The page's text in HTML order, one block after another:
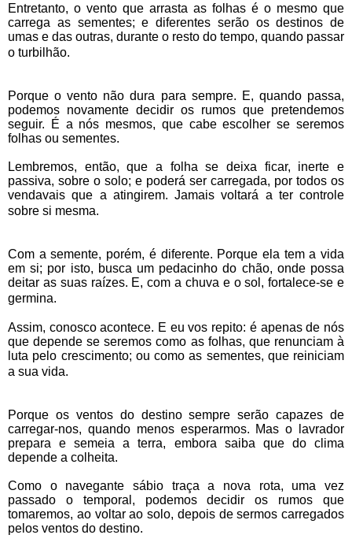
Entretanto, o vento que arrasta as folhas é o mesmo que
carrega as sementes; e diferentes serão os destinos de
umas e das outras, durante o resto do tempo, quando passar
o turbilhão.
Porque o vento não dura para sempre. E, quando passa,
podemos novamente decidir os rumos que pretendemos
seguir. É a nós mesmos, que cabe escolher se seremos
folhas ou sementes.
Lembremos, então, que a folha se deixa ficar, inerte e
passiva, sobre o solo; e poderá ser carregada, por todos os
vendavais que a atingirem. Jamais voltará a ter controle
sobre si mesma.
Com a semente, porém, é diferente. Porque ela tem a vida
em si; por isto, busca um pedacinho do chão, onde possa
deitar as suas raízes. E, com a chuva e o sol, fortalece-se e
germina.
Assim, conosco acontece. E eu vos repito: é apenas de nós
que depende se seremos como as folhas, que renunciam à
luta pelo crescimento; ou como as sementes, que reiniciam
a sua vida.
Porque os ventos do destino sempre serão capazes de
carregar-nos, quando menos esperarmos. Mas o lavrador
prepara e semeia a terra, embora saiba que do clima
depende a colheita.
Como o navegante sábio traça a nova rota, uma vez
passado o temporal, podemos decidir os rumos que
tomaremos, ao voltar ao solo, depois de sermos carregados
pelos ventos do destino.